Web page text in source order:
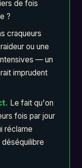
de fois
?
craqueurs
ou une
— un
imprudent
Le fait qu'on
fois par jour
réclame